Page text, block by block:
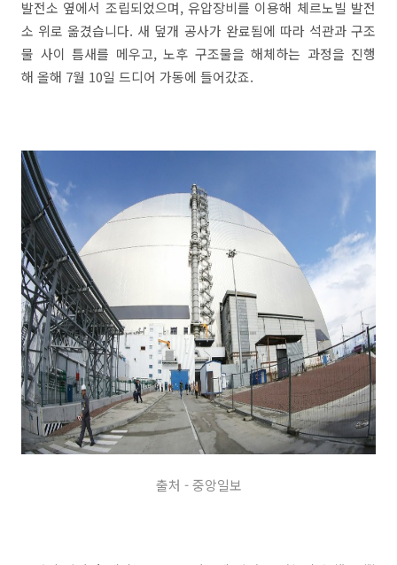
발전소 옆에서 조립되었으며, 유압장비를 이용해 체르노빌 발전
소 위로 옮겼습니다. 새 덮개 공사가 완료됨에 따라 석관과 구조
물 사이 틈새를 메우고, 노후 구조물을 해체하는 과정을 진행
해 올해 7월 10일 드디어 가동에 들어갔죠.
출처 - 중앙일보